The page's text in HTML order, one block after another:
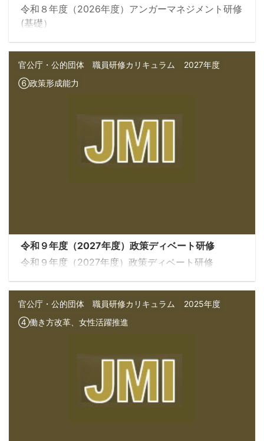
令和８年度（2026年度）アンガーマネジメント研修
(基礎）
官公庁・公的団体 職員研修カリキュラム
2027年度
⑥政策形成能力
令和９年度（2027年度）政策ディベート研修
令和９年度（2027年度）政策ディベート研修
官公庁・公的団体 職員研修カリキュラム
2025年度
④働き方改革、女性活躍推進